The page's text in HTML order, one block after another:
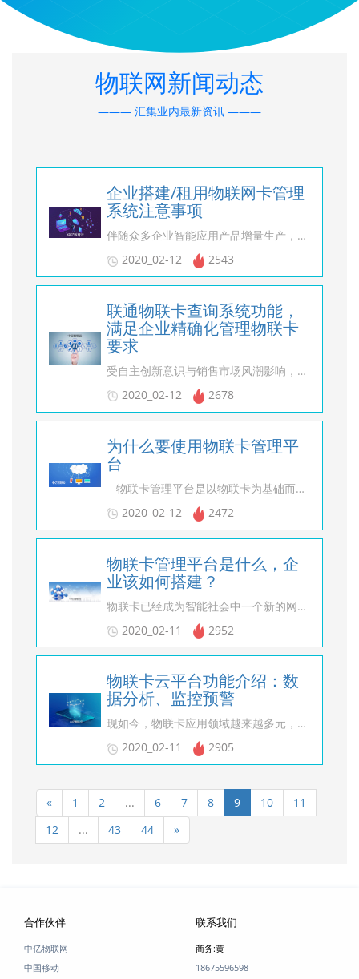
物联网新闻动态
——— 汇集业内最新资讯 ———
企业搭建/租用物联网卡管理
系统注意事项
伴随众多企业智能应用产品增量生产，企业应用和连接物联网卡数量也在不断增多，如果高效率、高精确度的管理物联网卡成为摆在企业面前的新难题。为更好服务物联网企业，打造健康、标准的物联网生态环境，专业的物联网技术人员制定并推出了物联网卡管理系统来帮助企业管理物联网卡。目前企业物联网卡管理系统大多都是采用购买或者租用两种形式，那么我们在搭建或者租用物联网卡管理系统时应该注意哪些问题呢？什么样的物联网卡管理系统才值得选购？ 中亿智联云认为，企业搭建或租用物联网卡管理系统时应注意以下几点事项： 一、企业搭建/租用物联网卡管理系统注意事项：注意投资成本过高 自建物联网卡管理系统的高投资成本是一个令人担忧的问题,因为您需要权衡投资成本和实际的利益。实施成本将根据您需要的传感器以及需要构建的基础设施而有所不同。物联网卡管理系统服务器的配置需求比较高，需要的数量也比较多,在服务器这块的投资金额也比较大! 二、企业搭建/租用物联网卡管理系统注意事项：技术基础设施 为物联网卡管理系统做好准备的技术基础设施需要能够让各个方面都能连接到互联网。然而，服务器机房中的大多数设备本身并不是为物联网而准备的。因此，您可能不得不花费大量资金更换或改造您的网络，以适应物联网技术。此外，您还需要-个可扩展的、 高速的基于云的网络,以及所有能为您带来好处的连网设备。 三、企业搭建/租用物联网卡管理系统注意事项：安全协议 物联网卡管理系统服务器的安全性应该是首要考虑因素,因为您不想让企业面临问题。您将有更多员工使用连网设备。此外，您可能没有好的保护自己所需的加密和身份验证措施。 四、企业搭建/租用物联网卡管理系统注意事项：可扩展性 物联网卡管理系统需要针对您的业务进行适当扩展。在扩展物联网卡管理系统时，您需要了解网络可以处理的设备数量。此外，您需要了解您是使用现有设备、购买高度专业化设备，还是开发自定义的解决方案。 五、企业搭建/租用物联网卡管理系统注意事项：标准 制定标准很重要。不幸的是,在物联网中使用的标准仍然不成熟。许多分析家认为,太多的公司没有充分理解这项技术。在等待标准或协议出台时，会导致投资延迟。有很多标准正在开发中，但是它们尚未发布，因为这项技术仍然是新的。 以上便是企业在搭建/租用物联网卡管理系统时应该注意到的五点事项。中亿智联云（http://www.92iot.com）表明，物联网卡管理系统不是一个独立的个体，而是组合在物联网生态系统中使用整个系统有效运行的中介平台，因此在搭建或者租用物联网卡管理系统时并不能仅仅单一的考虑某一要素，而是要综合考虑到搭建或租用物联网卡管理系统时的投资成本、利益回报、技术支撑、系统的安全性以及拓展性等因素，这样搭建或租用的物联网卡管理系统才能更全面、更好的为企业用户服务。
2020_02-12
2543
联通物联卡查询系统功能，
满足企业精确化管理物联卡
要求
受自主创新意识与销售市场风潮影响，物联网变成智能社会发展主要的数据连接架构早已不再是新鲜事儿，获益于物联网市场优良气氛与发展前途，从现代通信技术发展而来融合了物联网优点特性而生的联通物联卡，也在改进社会发展通信功能、融合社会发展数据网络层面主要表现出特有优点。联通物联卡做为社会发展信息数据的中介节点，难以避免的会涉及数据统计、数据库管理及其联通物联卡流量的冲值查寻等用途，中亿智联云（http://www.92iot.com）根据用户对联通物联卡管理需求，推出联通物联卡查询系统非常好的保持公司对联通物联卡硬件环境的精确化管理要求。 1. 联通物联卡查询系统：大批量管理联通物联卡的功能 如今愈来愈多公司全是大批量申请办理联通物联卡来提升硬件环境的总体工作效能，尽管生产率上带了巨大的提升，可是管理成百上千张联通物联卡還是要努力巨大的资金投入成本费。中亿智联云物联卡查询系统具备大批量管理联通物联卡的功能，可一键管理多个联通物联卡，后台管理全自动同歩联通物联卡数据信息信息内容，让公司大批量管理联通物联卡更放心省劲。 2. 联通物联卡查询系统：查询流量、冲值功能 联通物联卡不但在外观设计上与手机上手机sim卡类似，在应用上也存有众多相同之处。与手机上手机sim卡一样，联通物联卡也必须对卡牌开展充值流量、查寻。联通物联卡查询系统查询流量、冲值功能，能够为客户出示即时查询流量、充值流量等服务项目，便捷客户更强应用联通物联卡。 3. 联通物联卡查询系统：数据分析功能 做为大城市数据连接核心区，联通物联卡被很多运用在社会发展智能安防、公共建筑等大中型行业，这种行业对总流量耗费与传输数据规定更高、更精准，单纯性借助人工服务来统计分析、管理数据信息不是实际的，联通物联卡查询系统的产品研发使流量监控超过更精确水平，让数据信息信息内容传送更靠谱。 4. 联通物联卡查询系统：信息内容监管功能 做为即将来临的互联网时代，联通物联卡宛然早已变成下一个互联网大关，都是互联网技术网络黑客重中之重关心的行业。殊不知如今联通物联卡大多数运用在社会发展各大关键行业，如智能医疗、智能安防系统、智能金融等，联通物联卡查询系统信息内容监管功能能够对联通物联卡网络信息安全开展双层监管，一旦出現信息内容系统漏洞立即意见反馈给联通物联卡使用者，确保网络信息安全。 伴随着联通物联卡更改社会发展的极大潜力被持续发掘，运用联通物联卡来保持硬件环境物联网技术化变成各大型企业的主要挑选。应对很多不断涌现的联通物联卡，根据联通物联卡查询系统来对联通物联卡开展大批量管理、查寻、冲值能够让联通物联卡更强的为服务企业，较大水平的开发设计联通物联卡更新改造全球的潜力。
2020_02-12
2678
为什么要使用物联卡管理平
台
物联卡管理平台是以物联卡为基础而诞生的集数据分析、资源对接、安全架构，物联卡管理等为一体的一个管理平台，随着物联网的推广普及，物联卡的使用也越来越多，物联卡管理平台也迅速火爆了起来，今天就由小编带你一起了解下企业为什么要使用物联卡管理平台？ 企业为什么要使用物联卡管理平台？中亿智联云 认为主要有三方面原因 运营商方面 中国移动、中国联通和中国电信三大运营商对于物联网的发展都比较重视，都在快速布局物联网，加大对物联网的投入，如今三大运营商都已经建设了自己的物联卡管理平台，加速在物联网方面的推动进程。 国家方面 全球物联网连接设备将超百亿，物联卡管理平台需求与日俱，互联网时代即将过去，全新的物联网时代即将到来，全球物联网设备将成几何级增长，企业对于物联卡管理平台的需求也将快速增加。不仅在国内，在国际上很多知名企业近期都加大了对物联网行业的投入。 应用方面 随着物联网技术的发展，物联卡的应用范围越来越广，可以应用的领域越来越多，车联网、智能家居、智慧城市、智能穿戴以及我们所熟知的共享单车，这些都需要物联卡管理平台做支撑。物联卡管理平台作为物联网设备连接的数据转换、管理中心，将伴随整个物联网的发展快速爆发。 由于这些原因，物联网设备将在未来十年继续推动各行业的变革。随着技术的成熟和更多供应商开始竞争，解决方案将变得更加完善。了解物联卡管理平台和物联卡嵌入式设备在其行业中提供的机会的企业将获益良多。 购买物联卡管理平台，需要重点考察以下方面 1、物联卡平台的口碑 选择物联卡平台一定要选择评价好的，只有人们对它的评价好才是真实的。如果这个平台比较差，许可以侥幸骗一两次，但是久而久之一定会被公之于众，受到行业内的谴责唾弃。 2、物联卡平台的实力 选择有实力有资本的平台，这样的平台卡的质量都很好，而且信号稳定。还包括针对企业的特性，提供对应的物联卡方案，帮助企业搭建完善的物联云应用体系。 3、物联卡平台的可扩展性和灵活性 要选择扩展性和灵活性强的物联卡平台，并且承诺跟上不断发展的物联网协议、标准和技术的步伐。平台对网络开放也很重要，这意味着它可以与外部的重要技术、系统集成和合作，而不是局限于一个供商。 以上便是企业为什么要使用物联卡管理平台，中亿智联云人认为物联卡管理平台的火爆是物联网卡使用大规模增长的原有，它的火爆预示着物联网发展未来一定是主流的存在，由物联卡串联的智能化设备，能有效提高效率，改善人民的生活。
2020_02-12
2472
物联卡管理平台是什么，企
业该如何搭建？
物联卡已经成为智能社会中一个新的网络连接热潮，许多行业都开始青睐起物联卡，但是随着企业的发展扩大，对物联卡的需求多了起来，管理起来也很麻烦，迫切需要一个能管理物理卡的平台，但是好多企业都不太懂物联卡管理平台，今天就和小编一起开看一下物联卡管理平台是什么，企业该如何搭建？一、物联卡销售、管理模式在讨论物联卡充值、管理方法前，中亿智联云认为我们有必要先了解一下物联卡销售、管理模式。我们知道物联卡是运营商向物联网用户提供的智能设备专业移动通信入网工具，它是一种类似于手机SIM卡的商业流量卡。物联卡虽然由三大运营商定制、发布，却不由运营商销售、管理，而是采用一种由运营商授权物联卡代理面向终端市场销售的分销式营销模式，其充值、管理都只能通过相应物联卡代理进行操作，其他代理或者运营商没有充值、管理权限。这种分销运营模式有利有弊，关键看物联卡代理是否正规、可靠。二、如何充值、管理物联卡？物联卡的分销代理模式决定了物联卡充值、管理只能通过固定物联卡代理提供的固定渠道进行管理充值。因此对于如何充值、管理物联卡这个问题，第一步就是要找到购卡的代理商，通过代理商提供的渠道查询、充值物联卡。一般常见的物联卡管理渠道有两种，一种是通过物联卡代理商提供的公众号进行充值、查询、管理；另一种是通过物联卡代理提供的独立物联网卡管理平台操作、管理物联卡。不同物联卡代理商提供的管理手段不同，用户在购卡前一定要仔细询问清楚。三、物联卡管理平台有什么用？物联网卡管理平台，顾名思义，即管理物联网卡的平台、载体。物联网用户通过把物联卡号段、信息载入物联网卡管理平台可以轻松实现物联网卡批量充值、管理，大大节省物联网企业在物联卡管理方面花费的精力。物联网卡管理平台除了能对物联卡进行充值、查询外，还可以统计、分析入网设备所产生数据，并制定出相关数据表格；此外，通过物联网卡管理平台，我们还可以定位物联卡智能设备地理位置、设备运行状态与工作生产效率，使物联网用户更加了解、明确应用终端的使用情况。四、企业可以搭建自己的物联网卡管理平台吗？对于企业是否可以搭建属于自己的物联网卡管理平台，中景元物联是不建议非物联网企业自己搭建的。首先，非物联网企业缺乏相关的物联网系统知识与搭建方法，自己搭建出来的物联网卡管理平台可以存在平台不完善、功能有缺失等问题，不能全面管理、监测物联网卡；其次，一般企业不具备相应的技术团队，物联网卡管理平台是物联网生态系统中的一个重要环节，对整个生态圈起到承上启下的作用，对物联网技术投入有较高要求，不是专业的物联网公司很难达到这种物联网技术高度，如果引入相关技术团队，成本开支较大，而且只是搭建一个物联网卡管理平台，实际意义并不大；再次，物联网卡管理平台是统管整个企业物联卡相关数据的重要平台，其安全性能要求较高，必须是运营商规定、准许搭建的才可以投入应用，一般企业搭建的物联网卡管理平台不具备这个必要条件。综上所述，中亿智联云（http://www.92iot.com）认为企业自己最好不要搭建物联网卡管理平台，耗费成本不说，有可能最好搭建的物联卡管理平台还不是自己预期的，最后得不偿失。企业如果想要通过物联网卡管理平台批量管理物联卡，最有效的办法便是与专业物联网公司合作，如我们中亿智联云，专业为企业提供物联卡管理平台，服务企业用户。
2020_02-11
2952
物联卡云平台功能介绍：数
据分析、监控预警
现如今，物联卡应用领域越来越多元，企业对物联卡云平台的依赖性也越来越强，尤其是在一些大型企业，因为使用的物联卡数量较多，人工无法管控，所以都需要办理物联卡云平台来对企业设备物联卡进行流量监管与数据分析。但是很多企业在购买物联卡云平台前，对物联卡云平台的功能了解不清楚，直接或间接导致了物联卡管理不到位，花了钱还不得应有的回报。今天，中亿智联云（http://www.92iot.com）就带领大家一起来看看，企业物联卡云平台功能应该有哪些？什么样的物联卡云平台才值得购买？ 作为全新升级版的物联网卡运营平台，中亿智联云平台具备以下多种功能特点： 1. 物联网卡运营平台高危地区预警功能：行业首创，提前预警 行业首创，省级电子围栏，提前感知风险，提前在运营商前获知风险，并通知运营人员实时处理。 2. 物联网卡运营平台云监控+智能风控：安全性高 智能化风控系统：对多维度、大数据的智能处理，批量标准化的执行流程，通过全方位收集用户的各项数据信息，并进行有效的建模、迭代，为用户提供更专业、更智能的服务。 云监控：通过完整的云监控平台，实时监控物联网平台使用情况，更快速的报告问题，提供平台安全性。 3. 物联网卡运营平台数据分析功能： 订单分析：实时订单数据分析，一键生成报表，订单趋势一目了然。 激活分析：卡片激活趋势、卡片在网率、卡片新增分析管理功能。 流量分析：流量趋势分析、流量使用排行榜、三大运营商流量分析功能。 流量区间分析：流量分布区间分析、三大运营商许可分析功能。 客户分析：分销客户画像分析、订单、分润分析、激活量分析。 4. 物联网卡运营平台API对接:全方位通道 中亿智联云平台实现物联网卡管理毫秒级响应，支持开放平台接口，接口稳定无限频、支持白名单访问、7*24小时辅助对接。 5. 物联网卡运营平台客服中心-知识库 问题库:常见问题，客户可快速查看,自定义更新问题库。 知识库:客户常见问题答案,自定义更新知识库,记录客户的问题及解决方案。 常用语:常用语自定义编辑,快捷回复客户的常见问题。 6. 物联网卡运营平台灵活分销管理功能 (1) 各级客户数据,隔离数据安全 (2) 最高权限一键重置密码 (3) 客户灵活管理，数据全局浏览 (4) 快速查看客户余额，卡数量 (5) 加减款短信验证，安全高效 7. 物联网卡运营平台套餐管理功能 按不同套餐分配功能，可分为： 支持：单卡运营、组池运营、语音运营、短信运营、多运营方式 支持：天包套餐、月包套餐、分月套餐、无限套餐、套餐多样化 支持：自定价格、套餐展示隐藏、自动分配套餐、便捷操作 中亿智联云认为，企业在购买物联卡云平台时，物联卡云平台的数据分析功能、API对接功能、分销管理功能以及套餐管理功能是必须要具备的基础功能。但现如今市场对物联卡的管理要求不仅仅局限于以上几种功能的管理上，随着运营商对物联卡整顿措施的相继出台，人们的物联卡使用地域的监管要求也逐日上升，因此中亿智联云通过技术手段对中亿智联云进行技术升级后，实现了中亿智联云平台的高危地区预警功能，使得企业物联卡云平台对物联卡的监管工作更全面、更稳定。
2020_02-11
2905
« 1 2 ... 6 7 8 9 10
11
12
... 43 44 »
合作伙伴
中亿物联网
中国移动
联系我们
商务:黄
18675596598